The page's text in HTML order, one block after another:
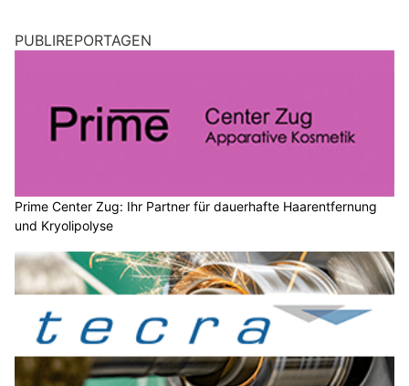
PUBLIREPORTAGEN
Prime Center Zug: Ihr Partner für dauerhafte Haarentfernung
und Kryolipolyse